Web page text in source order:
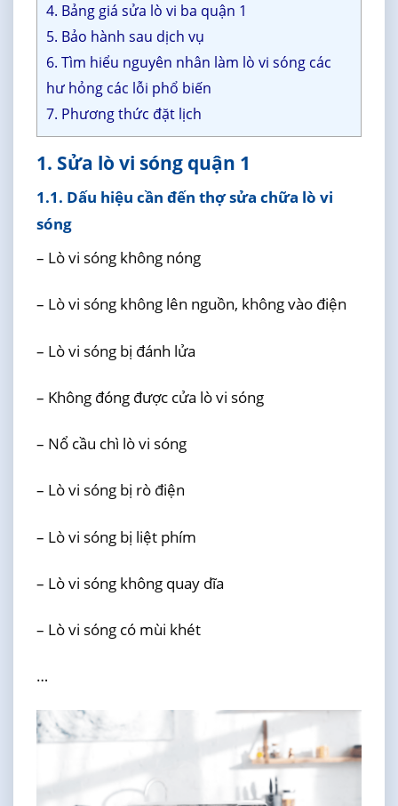
4. Bảng giá sửa lò vi ba quận 1
5. Bảo hành sau dịch vụ
6. Tìm hiểu nguyên nhân làm lò vi sóng các
hư hỏng các lỗi phổ biến
7. Phương thức đặt lịch
1. Sửa lò vi sóng quận 1
1.1. Dấu hiệu cần đến thợ sửa chữa lò vi
sóng
– Lò vi sóng không nóng
– Lò vi sóng không lên nguồn, không vào điện
– Lò vi sóng bị đánh lửa
– Không đóng được cửa lò vi sóng
– Nổ cầu chì lò vi sóng
– Lò vi sóng bị rò điện
– Lò vi sóng bị liệt phím
– Lò vi sóng không quay dĩa
– Lò vi sóng có mùi khét
…